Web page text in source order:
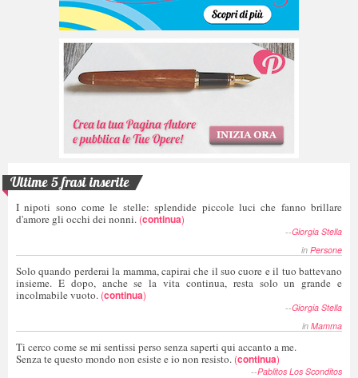
Ultime 5 frasi inserite
I nipoti sono come le stelle: splendide piccole luci che fanno brillare
d'amore gli occhi dei nonni. (continua)
--Giorgia Stella
in Persone
Solo quando perderai la mamma, capirai che il suo cuore e il tuo battevano
insieme. E dopo, anche se la vita continua, resta solo un grande e
incolmabile vuoto. (continua)
--Giorgia Stella
in Mamma
Ti cerco come se mi sentissi perso senza saperti qui accanto a me.
Senza te questo mondo non esiste e io non resisto. (continua)
--Pablitos Los Sconditos